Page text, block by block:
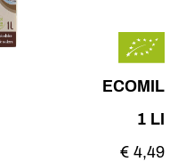
ECOMIL
1 LI
€ 4,49